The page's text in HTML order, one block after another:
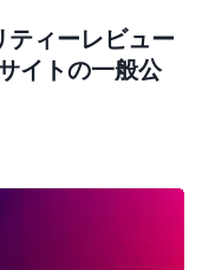
ティーレビュー
イトの一般公